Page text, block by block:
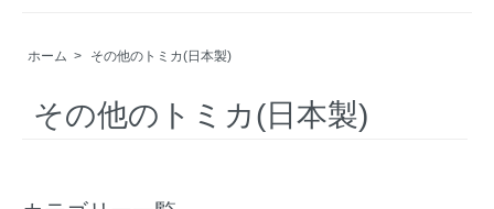
ホーム > その他のトミカ(日本製)
その他のトミカ(日本製)